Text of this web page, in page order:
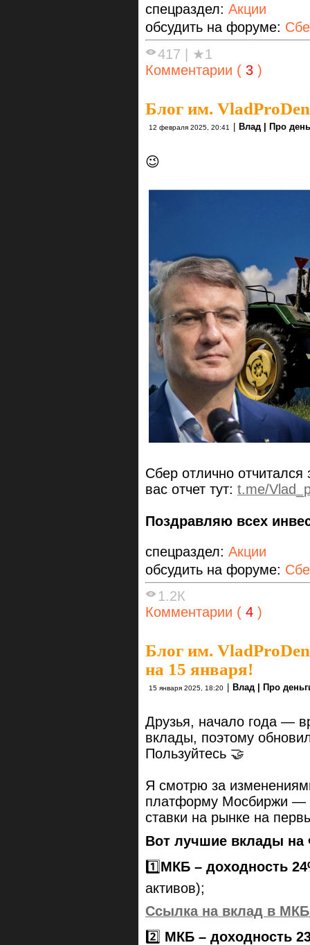
спецраздел: Акции
обсудить на форуме:
417
★1
Комментарии ( 3 )
Блог им.
12 февраля 2025, 20:41 Влад | Про
😉
Сбер отлично
вас отчет тут: t.me/
Поздравляю всех
спецраздел: Акции
обсудить на форуме:
1.2К
Комментарии ( 4 )
Блог им.
на 15 января!
15 января 2025, 18:20 Влад | Про
Друзья, начало года —
вклады, поэтому
Пользуйтесь 🤝
Я смотрю за
платформу Мосбиржи —
ставки на рынке на
Вот лучшие вклады на
1️⃣МКБ – доходность
активов);
Ссылка на вклад в
2️⃣ МКБ – доходность